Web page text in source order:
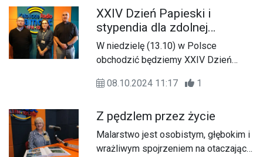
XXIV Dzień Papieski i
stypendia dla zdolnej
młodzieży
W niedzielę (13.10) w Polsce
obchodzić będziemy XXIV Dzień
08.10.2024 11:17
1
Z pędzlem przez życie
Malarstwo jest osobistym, głębokim i
wrażliwym spojrzeniem na otaczającą